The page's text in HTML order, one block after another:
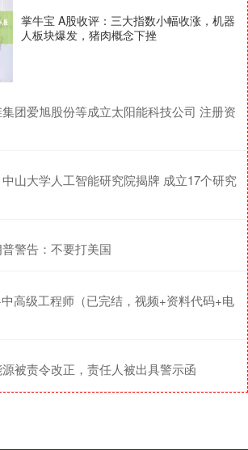
掌牛宝 A股收评：三大指数小幅收涨，机器
人板块爆发，猪肉概念下挫
团爱旭股份等成立太阳能科技公司 注册资
山大学人工智能研究院揭牌 成立17个研究
警告：不要打美国
高级工程师（已完结，视频+资料代码+电
被责令改正，责任人被出具警示函